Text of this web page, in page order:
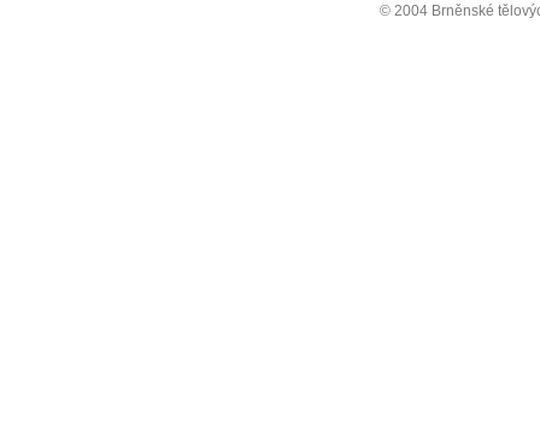
© 2004 Brněnské